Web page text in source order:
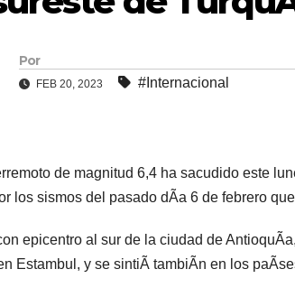
Por
FEB 20, 2023 #Internacional
de magnitud 6,4 ha sacudido este
los sismos del pasado dÃa 6 de febrero
epicentro al sur de la ciudad de
Estambul, y se sintiÃ tambiÃn en los